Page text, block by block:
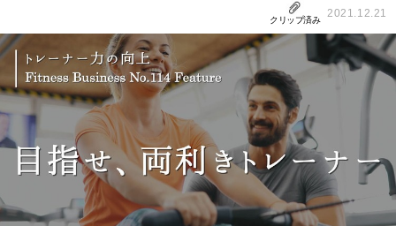
クリップ済み
2021.12.21